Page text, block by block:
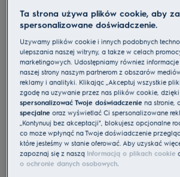
E4GK1-4GB
Czajnik Create 4 szklany
4.2 (18)
Cechy
Przezroczysta budowa zapewnia doskonałą
1,7‑litrowy szklany dzbanek zapewnia pełną
Bezpieczne korzystanie dzięki funkcjom anti-
Ta strona używa plików cookie, aby
spersonalizowane doświadczenie.
Używamy plików cookie i innych podobnych
ulepszania naszej witryny, a także w celach
marketingowych. Udostępniamy również
naszej strony naszym partnerom z obszarów
reklamy i analityki. Klikając „Akceptuj wszystkie
zgodę na używanie przez nas plików cookie, dzięki
spersonalizować Twoje doświadczenie na stronie,
specjalne oraz wyświetlać Ci spersonalizowane
„Kontynuuj bez akceptacji", blokujesz opcjonalne
co może wpłynąć na Twoje doświadczenie
które jesteśmy w stanie oferować. Aby uzyskać
zapoznaj się z naszą Informacją o plikach cookie
o ochronie danych osobowych.